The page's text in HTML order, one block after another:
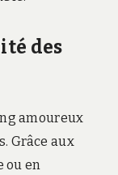
des
amoureux
Grâce aux
ou en